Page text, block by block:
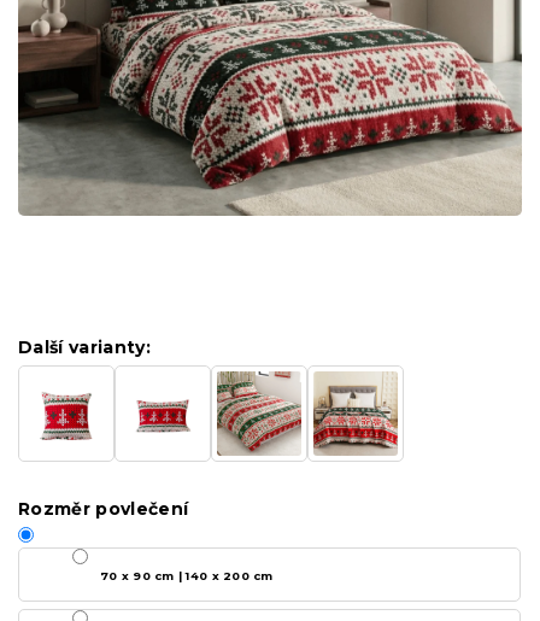
Další varianty:
Rozměr povlečení
70 x 90 cm | 140 x 200 cm